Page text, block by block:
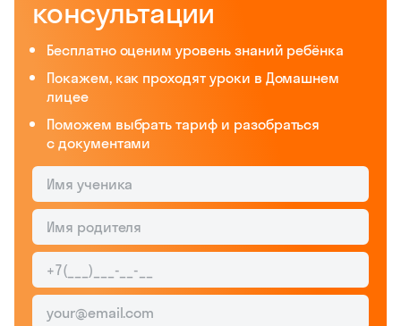
консультации
Бесплатно оценим уровень знаний ребёнка
Покажем, как проходят уроки в Домашнем
лицее
Поможем выбрать тариф и разобраться
с документами